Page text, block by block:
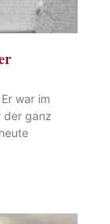
war im
der ganz